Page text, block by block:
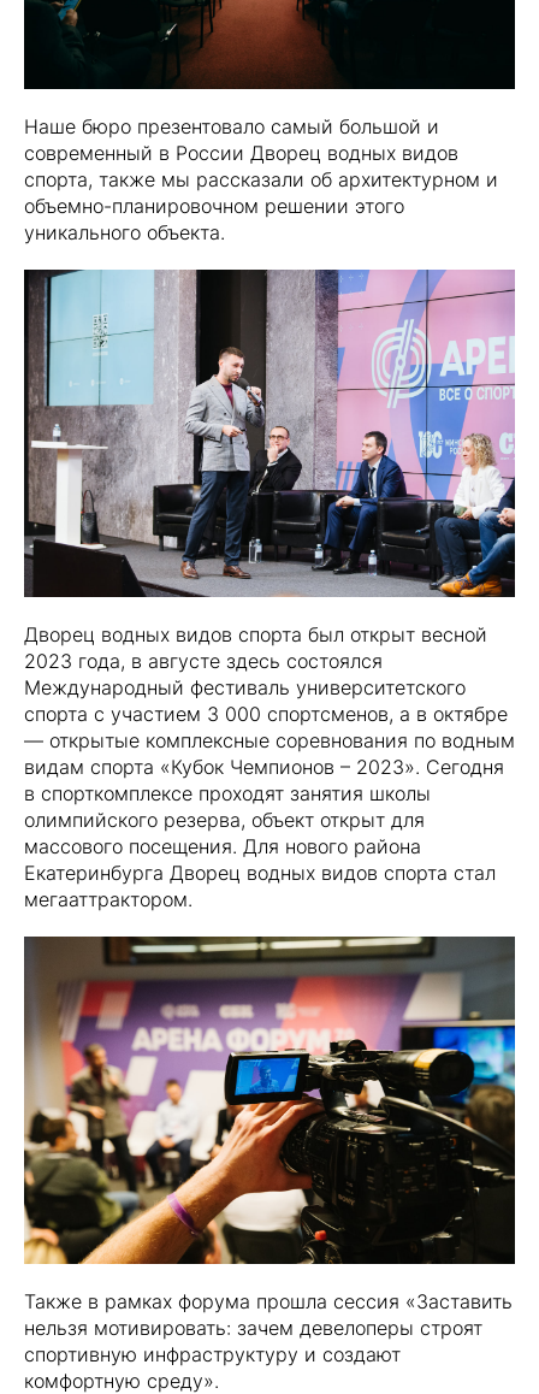
Наше бюро презентовало самый большой и
современный в России Дворец водных видов
спорта, также мы рассказали об архитектурном и
объемно-планировочном решении этого
уникального объекта.
Дворец водных видов спорта был открыт весной
2023 года, в августе здесь состоялся
Международный фестиваль университетского
спорта с участием 3 000 спортсменов, а в октябре
— открытые комплексные соревнования по водным
видам спорта «Кубок Чемпионов – 2023». Сегодня
в спорткомплексе проходят занятия школы
олимпийского резерва, объект открыт для
массового посещения. Для нового района
Екатеринбурга Дворец водных видов спорта стал
мегааттрактором.
Также в рамках форума прошла сессия «Заставить
нельзя мотивировать: зачем девелоперы строят
спортивную инфраструктуру и создают
комфортную среду».